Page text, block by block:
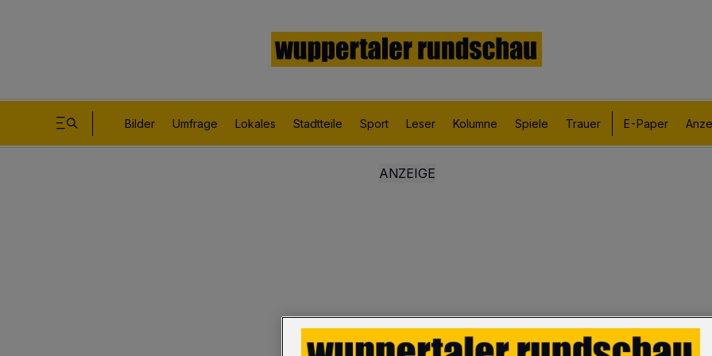
Bilder Umfrage Lokales Stadtteile Sport Leser Kolumne Spiele Trauer E-Paper